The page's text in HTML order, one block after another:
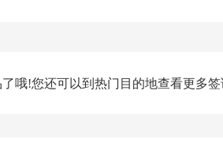
哦!您还可以到热门目的地查看更多